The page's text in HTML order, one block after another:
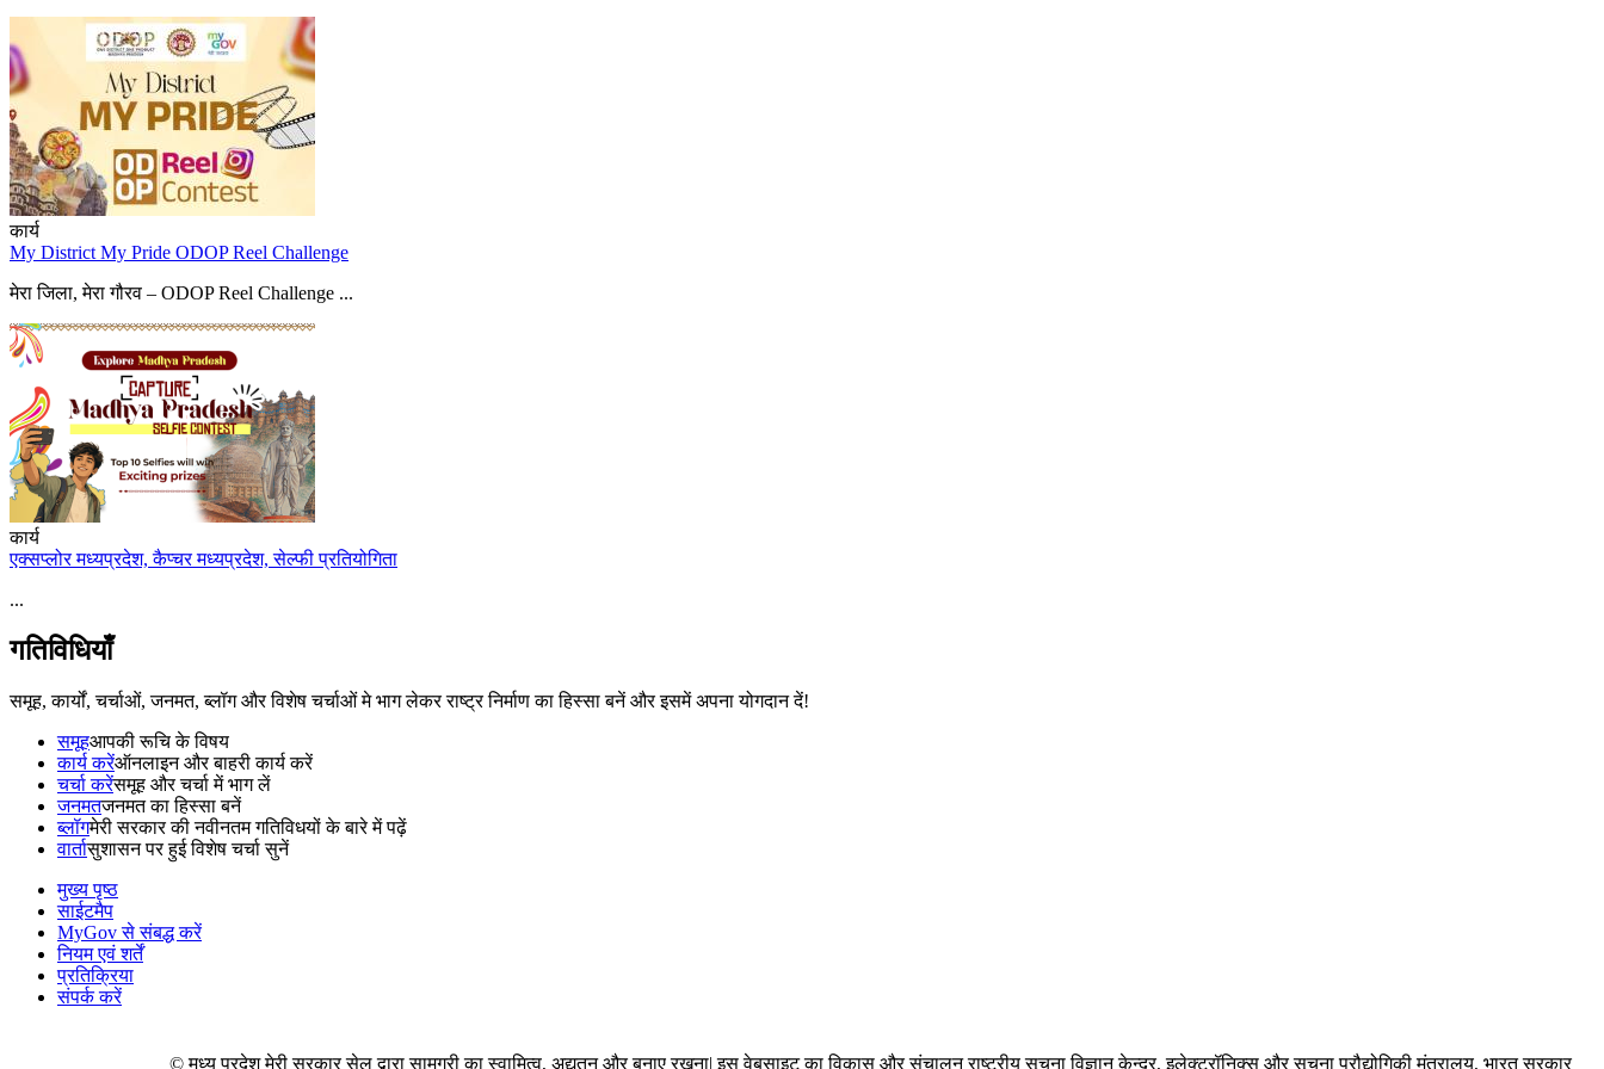
कार्य
My District My Pride ODOP Reel Challenge
मेरा जिला, मेरा गौरव – ODOP Reel Challenge ...
कार्य
एक्सप्लोर मध्यप्रदेश, कैप्चर मध्यप्रदेश, सेल्फी प्रतियोगिता
...
गतिविधियाँ
समूह, कार्यों, चर्चाओं, जनमत, ब्लॉग और विशेष चर्चाओं मे भाग लेकर राष्ट्र निर्माण का हिस्सा बनें और इसमें अपना योगदान दें!
समूहआपकी रूचि के विषय
कार्य करेंऑनलाइन और बाहरी कार्य करें
चर्चा करेंसमूह और चर्चा में भाग लें
जनमतजनमत का हिस्सा बनें
ब्लॉगमेरी सरकार की नवीनतम गतिविधयों के बारे में पढ़ें
वार्तासुशासन पर हुई विशेष चर्चा सुनें
मुख्य पृष्ठ
साईटमैप
MyGov से संबद्ध करें
नियम एवं शर्तें
प्रतिक्रिया
संपर्क करें
© मध्य प्रदेश मेरी सरकार सेल द्वारा सामग्री का स्वामित्व, अद्यतन और बनाए रखना| इस वेबसाइट का विकास और संचालन राष्ट्रीय सूचना विज्ञान केन्द्र, इलेक्ट्रॉनिक्स और सूचना प्रौद्योगिकी मंत्रालय, भारत सरकार